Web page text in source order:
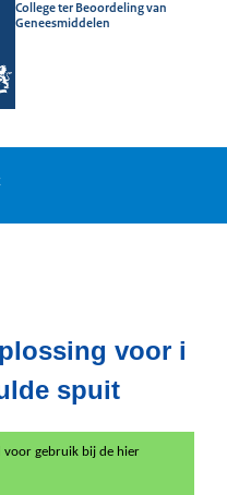
College ter Beoordeling van
Geneesmiddelen
voor i
spuit
voor gebruik bij de hier